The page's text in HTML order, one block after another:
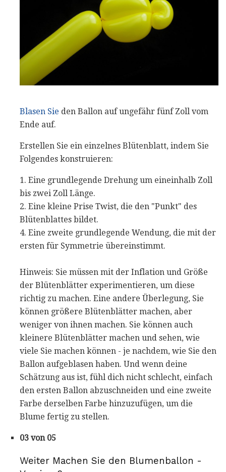
Blasen Sie den Ballon auf ungefähr fünf Zoll vom
Ende auf.
Erstellen Sie ein einzelnes Blütenblatt, indem Sie
Folgendes konstruieren:
1. Eine grundlegende Drehung um eineinhalb Zoll
bis zwei Zoll Länge.
2. Eine kleine Prise Twist, die den "Punkt" des
Blütenblattes bildet.
4. Eine zweite grundlegende Wendung, die mit der
ersten für Symmetrie übereinstimmt.
Hinweis: Sie müssen mit der Inflation und Größe
der Blütenblätter experimentieren, um diese
richtig zu machen. Eine andere Überlegung, Sie
können größere Blütenblätter machen, aber
weniger von ihnen machen. Sie können auch
kleinere Blütenblätter machen und sehen, wie
viele Sie machen können - je nachdem, wie Sie den
Ballon aufgeblasen haben. Und wenn deine
Schätzung aus ist, fühl dich nicht schlecht, einfach
den ersten Ballon abzuschneiden und eine zweite
Farbe derselben Farbe hinzuzufügen, um die
Blume fertig zu stellen.
03 von 05
Weiter Machen Sie den Blumenballon -